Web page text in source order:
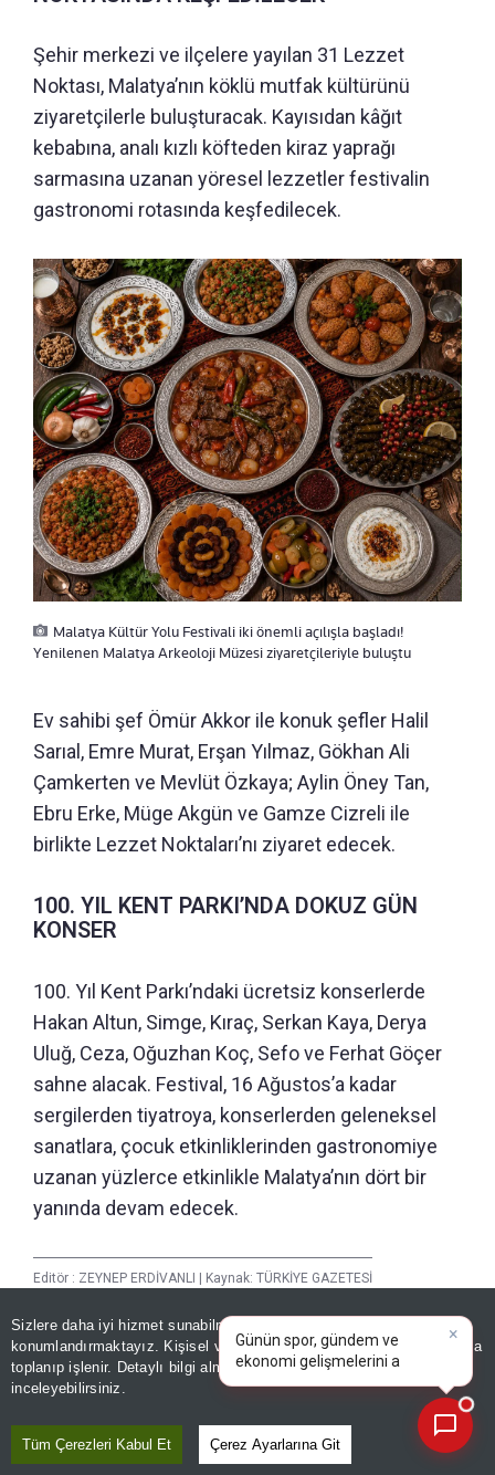
Sizlere daha iyi hizmet sunabilmek adına sitemizde
konumlandırmaktayız. Kişisel verileriniz, KVKK ve GDPR kapsamında
toplanıp işlenir. Detaylı bilgi almak içinAydınlatma Metnimizi
inceleyebilirsiniz.
Tüm Çerezleri Kabul Et Çerez Ayarlarına Git
Şehir merkezi ve ilçelere yayılan 31 Lezzet
Noktası, Malatya’nın köklü mutfak kültürünü
ziyaretçilerle buluşturacak. Kayısıdan kâğıt
kebabına, analı kızlı köfteden kiraz yaprağı
sarmasına uzanan yöresel lezzetler festivalin
gastronomi rotasında keşfedilecek.
Malatya Kültür Yolu Festivali iki önemli açılışla başladı!
Yenilenen Malatya Arkeoloji Müzesi ziyaretçileriyle buluştu
Ev sahibi şef Ömür Akkor ile konuk şefler Halil
Sarıal, Emre Murat, Erşan Yılmaz, Gökhan Ali
Çamkerten ve Mevlüt Özkaya; Aylin Öney Tan,
Ebru Erke, Müge Akgün ve Gamze Cizreli ile
birlikte Lezzet Noktaları’nı ziyaret edecek.
100. YIL KENT PARKI’NDA DOKUZ GÜN
KONSER
100. Yıl Kent Parkı’ndaki ücretsiz konserlerde
Hakan Altun, Simge, Kıraç, Serkan Kaya, Derya
Uluğ, Ceza, Oğuzhan Koç, Sefo ve Ferhat Göçer
sahne alacak. Festival, 16 Ağustos’a kadar
sergilerden tiyatroya, konserlerden geleneksel
sanatlara, çocuk etkinliklerinden gastronomiye
uzanan yüzlerce etkinlikle Malatya’nın dört bir
yanında devam edecek.
Editör : ZEYNEP ERDİVANLI | Kaynak: TÜRKİYE GAZETESİ
Paylaş
Yayın Tarihi | 08 Ağustos, 2026 - 14:45
Haberle İlgili Daha Fazlası
Bugünkü yazarlar